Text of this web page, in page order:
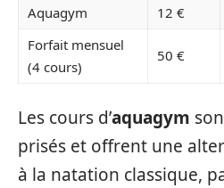
Aquagym
12 €
Forfait mensuel
(4 cours)
50 €
Les cours d’aquagym
prisés et offrent une
à la natation classique,